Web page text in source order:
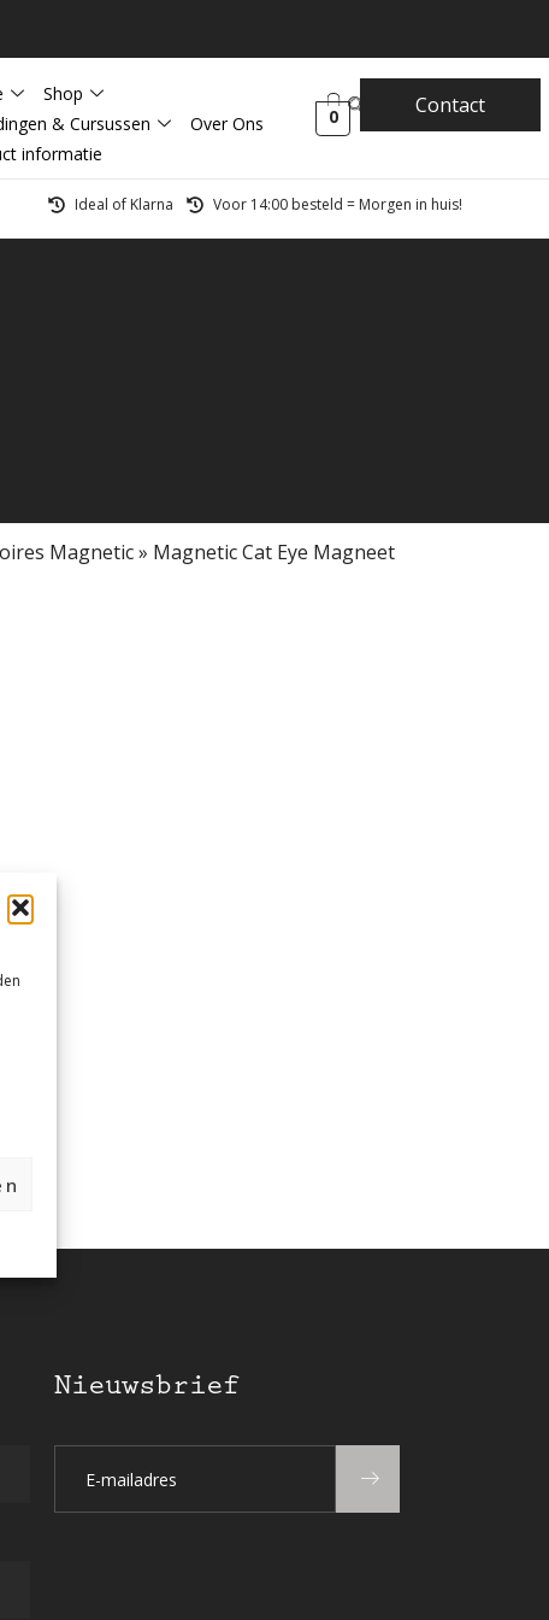
Shop
& Cursussen
Over Ons
informatie
0 Contact
Ideal of Klarna Voor 14:00 besteld = Morgen in huis!
Magnetic» Magnetic Cat Eye Magneet
Nieuwsbrief